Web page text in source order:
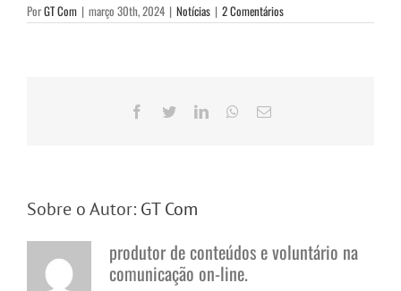
PorGT Com | março 30th, 2024 | Notícias | 2 Comentários
Facebook
TwitterLinkedInWhatsApp
E-
Sobre o Autor: GT Com
produtor de conteúdos e voluntário na
comunicação on-line.